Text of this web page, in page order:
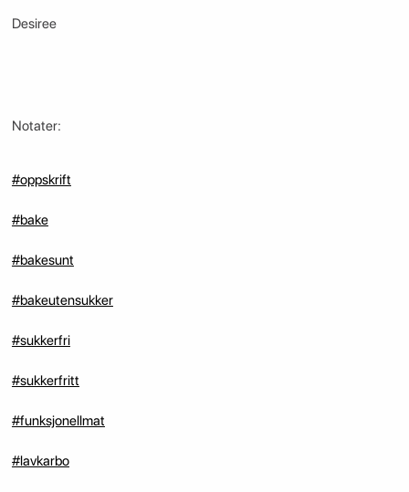
Desiree
Notater:
#oppskrift
#bake
#bakesunt
#bakeutensukker
#sukkerfri
#sukkerfritt
#funksjonellmat
#lavkarbo